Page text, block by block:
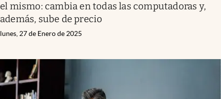
el mismo: cambia en todas las computadoras y,
además, sube de precio
lunes, 27 de Enero de 2025